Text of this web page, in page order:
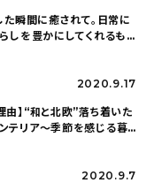
た瞬間に癒されて。日常に
しを豊かにしてくれるも
2020.9.17
由】“和と北欧”落ち着いた
テリア〜季節を感じる暮
2020.9.7